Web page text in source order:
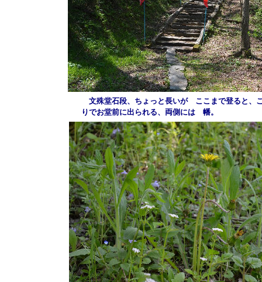
文殊堂石段、ちょっと長いが ここまで登ると、
りでお堂前に出られる、両側には 幡。